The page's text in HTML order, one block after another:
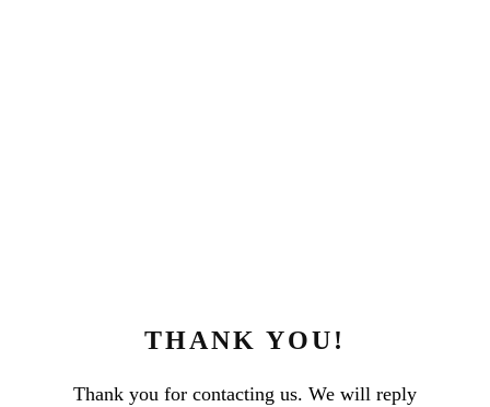
THANK YOU!
Thank you for contacting us. We will reply